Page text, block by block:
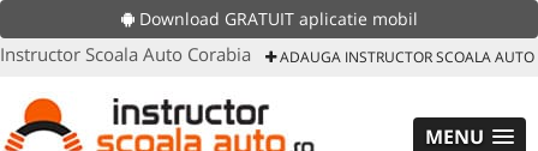
Download GRATUIT aplicatie mobil
Instructor Scoala Auto Corabia ADAUGA INSTRUCTOR SCOALA AUTO
MENU